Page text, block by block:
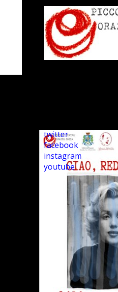
twitter
facebook
instagram
youtube